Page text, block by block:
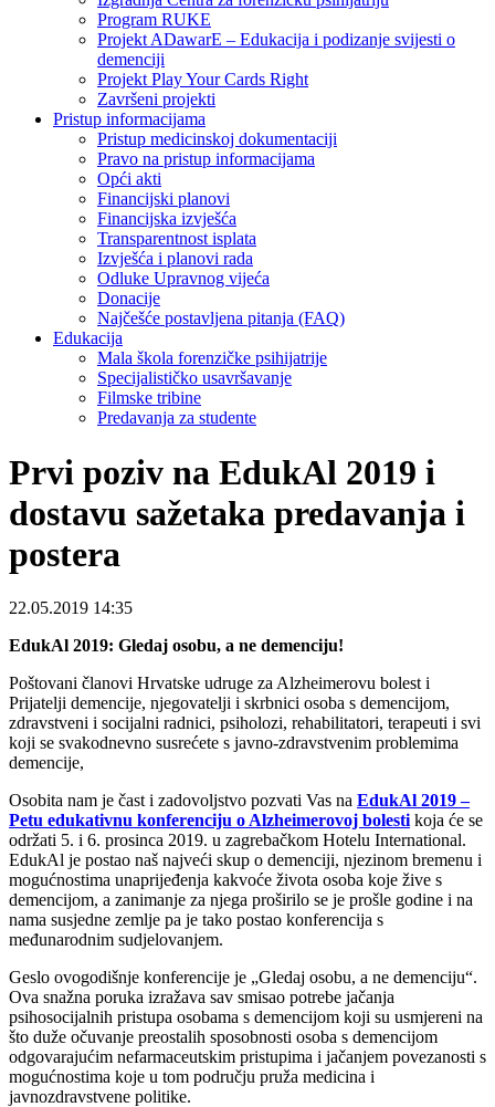
Program RUKE
Projekt ADawarE – Edukacija i podizanje svijesti o
demenciji
Projekt Play Your Cards Right
Završeni projekti
Pristup informacijama
Pristup medicinskoj dokumentaciji
Pravo na pristup informacijama
Opći akti
Financijski planovi
Financijska izvješća
Transparentnost isplata
Izvješća i planovi rada
Odluke Upravnog vijeća
Donacije
Najčešće postavljena pitanja (FAQ)
Edukacija
Mala škola forenzičke psihijatrije
Specijalističko usavršavanje
Filmske tribine
Predavanja za studente
Prvi poziv na EdukAl 2019 i
dostavu sažetaka predavanja i
postera
22.05.2019 14:35
EdukAl 2019: Gledaj osobu, a ne demenciju!
Poštovani članovi Hrvatske udruge za Alzheimerovu bolest i
Prijatelji demencije, njegovatelji i skrbnici osoba s demencijom,
zdravstveni i socijalni radnici, psiholozi, rehabilitatori, terapeuti i svi
koji se svakodnevno susrećete s javno-zdravstvenim problemima
demencije,
Osobita nam je čast i zadovoljstvo pozvati Vas na EdukAl 2019 –
Petu edukativnu konferenciju o Alzheimerovoj bolesti koja će se
održati 5. i 6. prosinca 2019. u zagrebačkom Hotelu International.
EdukAl je postao naš najveći skup o demenciji, njezinom bremenu i
mogućnostima unaprijeđenja kakvoće života osoba koje žive s
demencijom, a zanimanje za njega proširilo se je prošle godine i na
nama susjedne zemlje pa je tako postao konferencija s
međunarodnim sudjelovanjem.
Geslo ovogodišnje konferencije je „Gledaj osobu, a ne demenciju“.
Ova snažna poruka izražava sav smisao potrebe jačanja
psihosocijalnih pristupa osobama s demencijom koji su usmjereni na
što duže očuvanje preostalih sposobnosti osoba s demencijom
odgovarajućim nefarmaceutskim pristupima i jačanjem povezanosti s
mogućnostima koje u tom području pruža medicina i
javnozdravstvene politike.